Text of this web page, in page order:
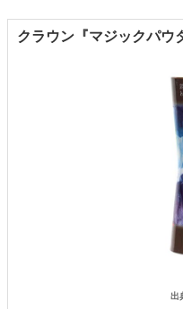
クラウン『マジックパウ
出